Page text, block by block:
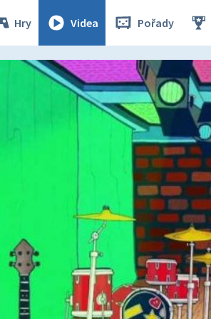
Hry Videa Pořady